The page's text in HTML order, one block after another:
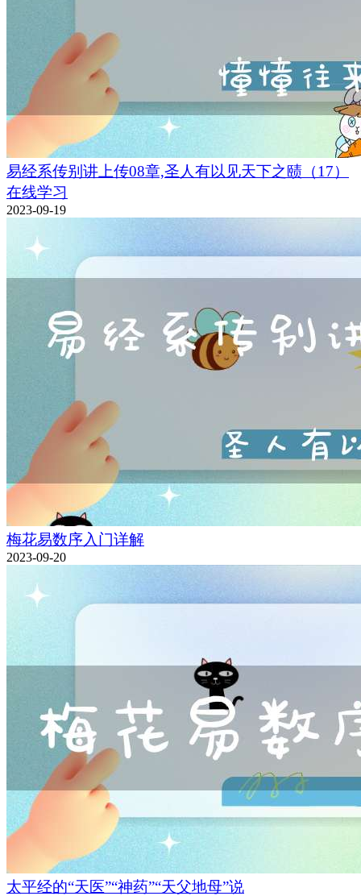
易经系传别讲上传08章,圣人有以见天下之赜（17）
在线学习
2023-09-19
梅花易数序入门详解
2023-09-20
太平经的“天医”“神药”“天父地母”说